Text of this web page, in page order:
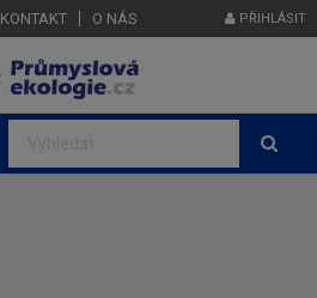
KONTAKT O NÁS PŘIHLÁSIT